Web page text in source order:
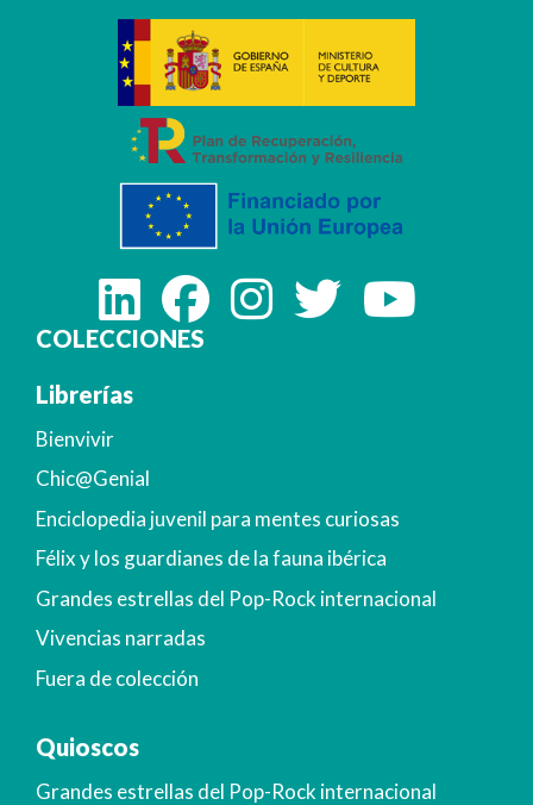
COLECCIONES
Librerías
Bienvivir
Chic@Genial
Enciclopedia juvenil para mentes curiosas
Félix y los guardianes de la fauna ibérica
Grandes estrellas del Pop-Rock internacional
Vivencias narradas
Fuera de colección
Quioscos
Grandes estrellas del Pop-Rock internacional